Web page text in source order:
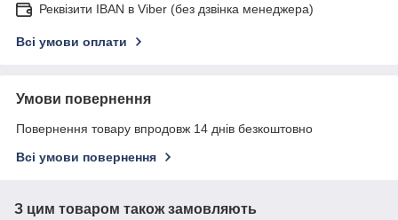
Реквізити IBAN в Viber (без дзвінка менеджера)
Всі умови оплати
Умови повернення
Повернення товару впродовж 14 днів безкоштовно
Всі умови повернення
З цим товаром також замовляють